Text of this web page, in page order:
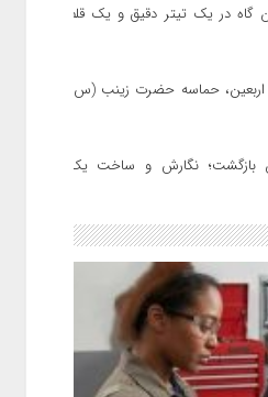
گاه در یک تیتر دقیق و یک قلم
اربعین، حماسه حضرت زینب (س)
بازگشت؛ نگارش و ساخت یک